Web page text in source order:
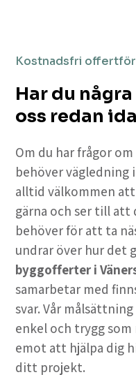
Kostnadsfri
Har du
oss redan
Om du har frågor
behöver
alltid välkommen
gärna och ser till att
behöver för att ta
undrar över hur det
byggofferter i
samarbetar med
svar. Vår
enkel och trygg
emot att hjälpa dig
ditt projekt.